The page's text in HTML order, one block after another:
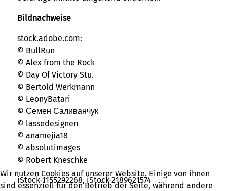
Bildnachweise
stock.adobe.com:
© BullRun
© Alex from the Rock
© Day Of Victory Stu.
© Bertold Werkmann
© LeonyBatari
© Семен Саливанчук
© lassedesignen
© anamejia18
© absolutimages
© Robert Kneschke
iStock-1155292268, iStock-2189621574
Wir nutzen Cookies auf unserer Website. Einige von ihnen
sind essenziell für den Betrieb der Seite, während andere